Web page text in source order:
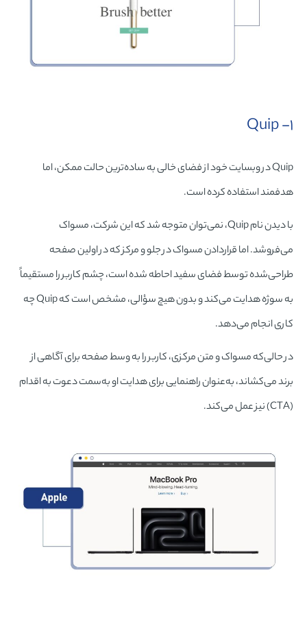
۱- Quip
Quip در وبسایت خود از فضای خالی به ساده‌ترین حالت ممکن، اما
هدفمند استفاده کرده است.
با دیدن نام Quip، نمی‌توان متوجه شد که این شرکت، مسواک
می‌فروشد. اما قراردادن مسواک در جلو و مرکز که در اولین صفحه
طراحی‌شده توسط فضای سفید احاطه شده است، چشم کاربر را مستقیماً
به سوژه هدایت می‌کند و بدون هیچ سؤالی، مشخص است که Quip چه
کاری انجام می‌دهد.
در حالی‌که مسواک و متن مرکزی، کاربر را به وسط صفحه برای آگاهی از
برند می‌کشاند، به‌عنوان راهنمایی برای هدایت او به‌سمت دعوت به اقدام
(CTA) نیز عمل می‌کند.